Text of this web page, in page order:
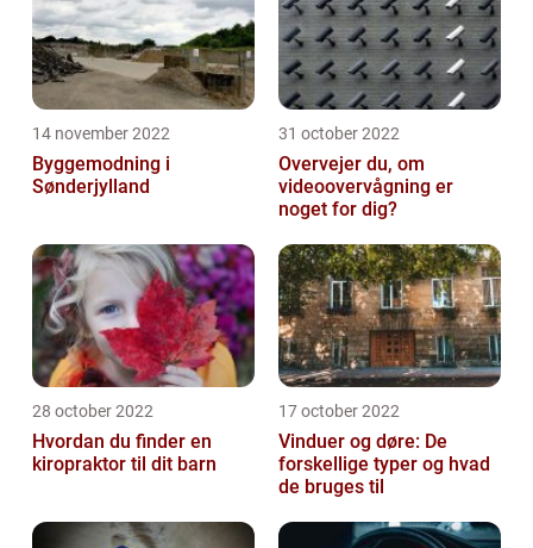
14 november 2022
Byggemodning i
Sønderjylland
31 october 2022
Overvejer du, om
videoovervågning er
noget for dig?
28 october 2022
Hvordan du finder en
kiropraktor til dit barn
17 october 2022
Vinduer og døre: De
forskellige typer og hvad
de bruges til